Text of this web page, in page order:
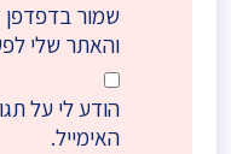
שמור
והאתר שלי
הודע לי על
האימייל.